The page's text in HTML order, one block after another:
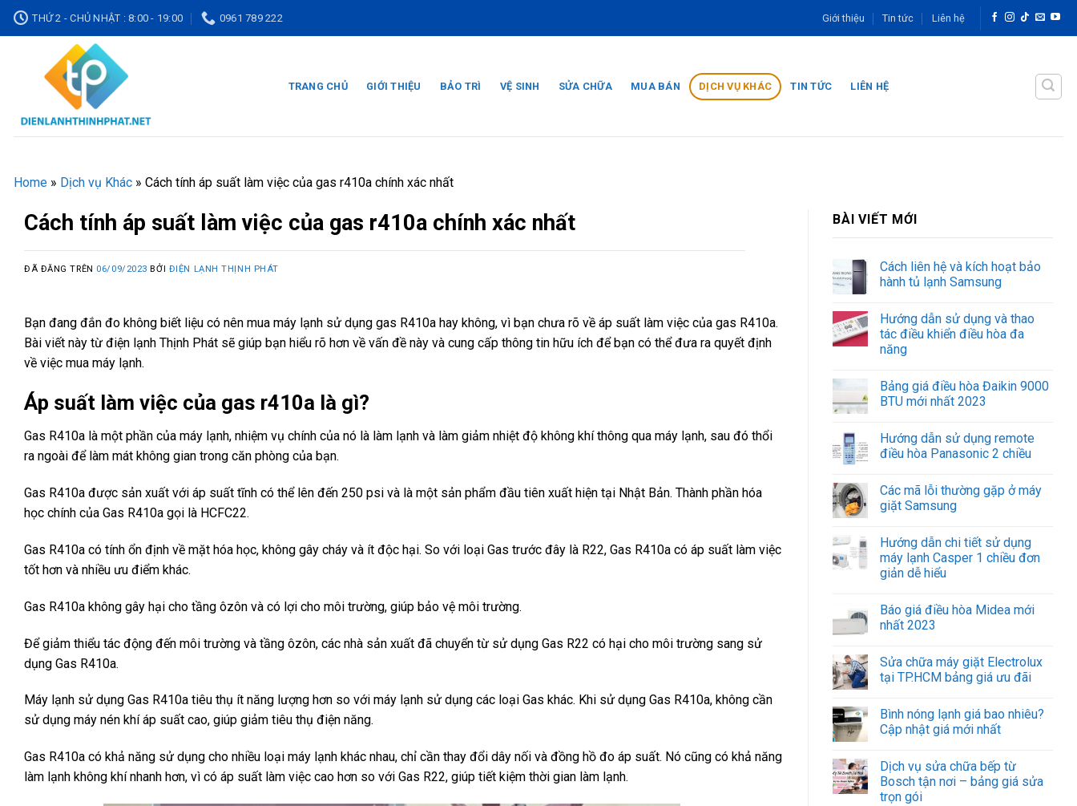
Chuyển
đến
THỨ 2 - CHỦ NHẬT : 8:00 - 19:00 0961 789 222 Giới thiệu Tin tức Liên hệ
TRANG CHỦ GIỚI THIỆU BẢO TRÌ VỆ SINH SỬA CHỮA MUA BÁN DỊCH VỤ KHÁC TIN TỨC LIÊN HỆ
Home » Dịch vụ Khác » Cách tính áp suất làm việc của gas r410a chính xác nhất
Cách tính áp suất làm việc của gas r410a chính xác nhất
ĐÃ ĐĂNG TRÊN 06/09/2023 BỞI ĐIỆN LẠNH THỊNH PHÁT
Bạn đang đắn đo không biết liệu có nên mua máy lạnh sử dụng gas R410a hay không, vì bạn chưa rõ về áp suất làm việc của gas R410a.
Bài viết này từ điện lạnh Thịnh Phát sẽ giúp bạn hiểu rõ hơn về vấn đề này và cung cấp thông tin hữu ích để bạn có thể đưa ra quyết định
về việc mua máy lạnh.
Áp suất làm việc của gas r410a là gì?
Gas R410a là một phần của máy lạnh, nhiệm vụ chính của nó là làm lạnh và làm giảm nhiệt độ không khí thông qua máy lạnh, sau đó thổi
ra ngoài để làm mát không gian trong căn phòng của bạn.
Gas R410a được sản xuất với áp suất tĩnh có thể lên đến 250 psi và là một sản phẩm đầu tiên xuất hiện tại Nhật Bản. Thành phần hóa
học chính của Gas R410a gọi là HCFC22.
Gas R410a có tính ổn định về mặt hóa học, không gây cháy và ít độc hại. So với loại Gas trước đây là R22, Gas R410a có áp suất làm việc
tốt hơn và nhiều ưu điểm khác.
Gas R410a không gây hại cho tầng ôzôn và có lợi cho môi trường, giúp bảo vệ môi trường.
Để giảm thiểu tác động đến môi trường và tầng ôzôn, các nhà sản xuất đã chuyển từ sử dụng Gas R22 có hại cho môi trường sang sử
dụng Gas R410a.
Máy lạnh sử dụng Gas R410a tiêu thụ ít năng lượng hơn so với máy lạnh sử dụng các loại Gas khác. Khi sử dụng Gas R410a, không cần
sử dụng máy nén khí áp suất cao, giúp giảm tiêu thụ điện năng.
Gas R410a có khả năng sử dụng cho nhiều loại máy lạnh khác nhau, chỉ cần thay đổi dây nối và đồng hồ đo áp suất. Nó cũng có khả năng
làm lạnh không khí nhanh hơn, vì có áp suất làm việc cao hơn so với Gas R22, giúp tiết kiệm thời gian làm lạnh.
BÀI VIẾT MỚI
Cách liên hệ và kích hoạt bảo
hành tủ lạnh Samsung
Hướng dẫn sử dụng và thao
tác điều khiển điều hòa đa
năng
Bảng giá điều hòa Đaikin 9000
BTU mới nhất 2023
Hướng dẫn sử dụng remote
điều hòa Panasonic 2 chiều
Các mã lỗi thường gặp ở máy
giặt Samsung
Hướng dẫn chi tiết sử dụng
máy lạnh Casper 1 chiều đơn
giản dễ hiểu
Báo giá điều hòa Midea mới
nhất 2023
Sửa chữa máy giặt Electrolux
tại TP.HCM bảng giá ưu đãi
Bình nóng lạnh giá bao nhiêu?
Cập nhật giá mới nhất
Dịch vụ sửa chữa bếp từ
Bosch tận nơi – bảng giá sửa
trọn gói